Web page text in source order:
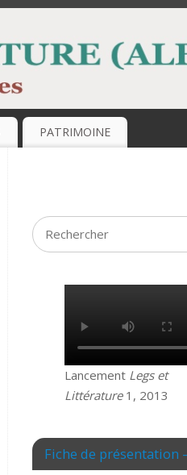
PATRIMOINE
Lancement Legs et
Littérature1, 2013
Fiche de présentation